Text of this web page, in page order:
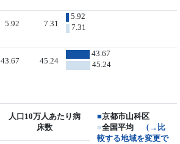
5.92 7.31
5.92
7.31
43.67 45.24
43.67
45.24
人口10万人あたり病
床数
■京都市山科区
■全国平均
（→比
較する地域を変更で